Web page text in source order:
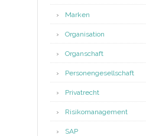
Marken
Organisation
Organschaft
Personengesellschaft
Privatrecht
Risikomanagement
SAP